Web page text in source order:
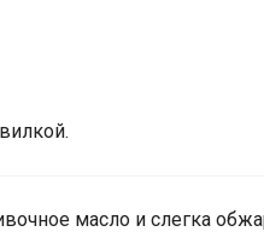
масло и слегка